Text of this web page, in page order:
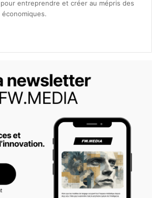
entreprendre et créer au mépris des